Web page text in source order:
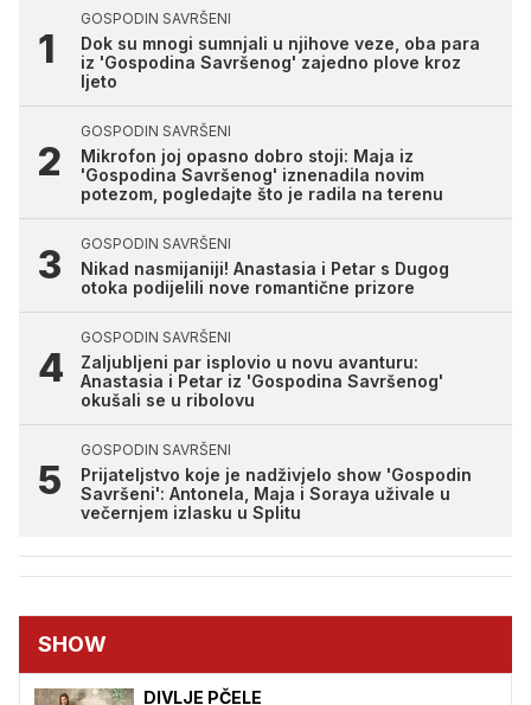
GOSPODIN SAVRŠENI
Dok su mnogi sumnjali u njihove veze, oba para
iz 'Gospodina Savršenog' zajedno plove kroz
ljeto
GOSPODIN SAVRŠENI
Mikrofon joj opasno dobro stoji: Maja iz
'Gospodina Savršenog' iznenadila novim
potezom, pogledajte što je radila na terenu
GOSPODIN SAVRŠENI
Nikad nasmijaniji! Anastasia i Petar s Dugog
otoka podijelili nove romantične prizore
GOSPODIN SAVRŠENI
Zaljubljeni par isplovio u novu avanturu:
Anastasia i Petar iz 'Gospodina Savršenog'
okušali se u ribolovu
GOSPODIN SAVRŠENI
Prijateljstvo koje je nadživjelo show 'Gospodin
Savršeni': Antonela, Maja i Soraya uživale u
večernjem izlasku u Splitu
SHOW
DIVLJE PČELE